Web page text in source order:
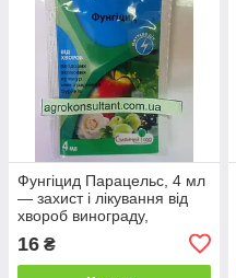
Фунгіцид Парацельс, 4 мл
— захист і лікування від
хвороб винограду,
цукрового буряка
16 ₴